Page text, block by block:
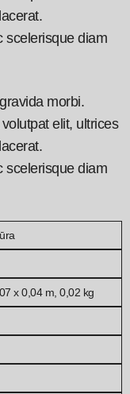
scelerisque diam
morbi.
elit, ultrices
scelerisque diam
x 0,04 m, 0,02 kg